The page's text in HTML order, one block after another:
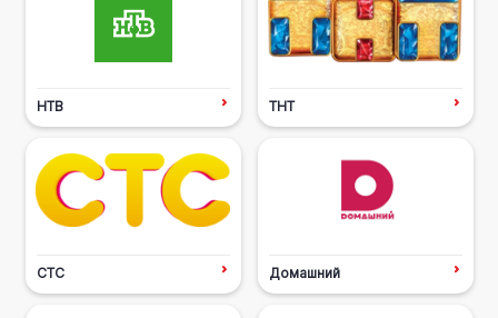
НТВ ТНТ
СТС Домашний